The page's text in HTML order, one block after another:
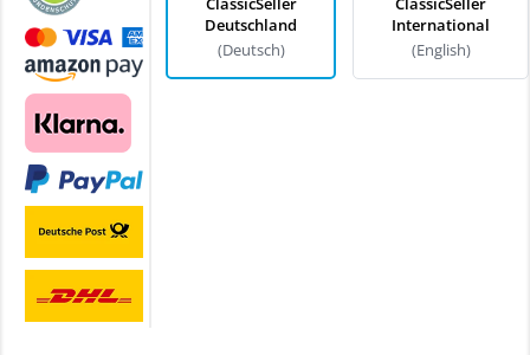
Deutschland
(Deutsch)
International
(English)